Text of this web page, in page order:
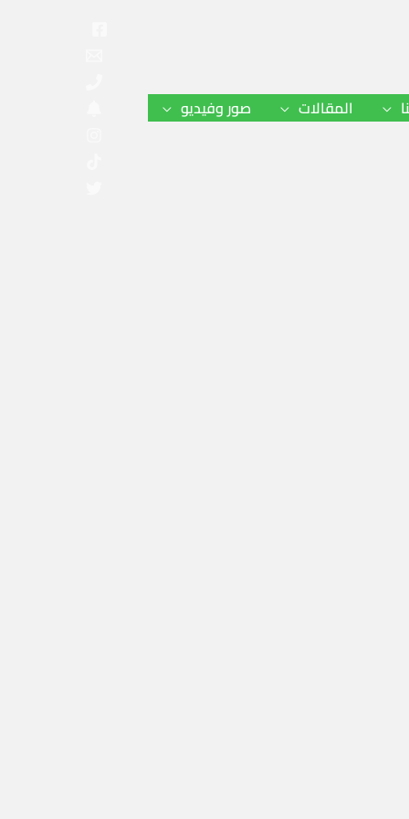
المقالات صور وفيديو